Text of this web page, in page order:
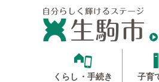
くらし・手続き 子育